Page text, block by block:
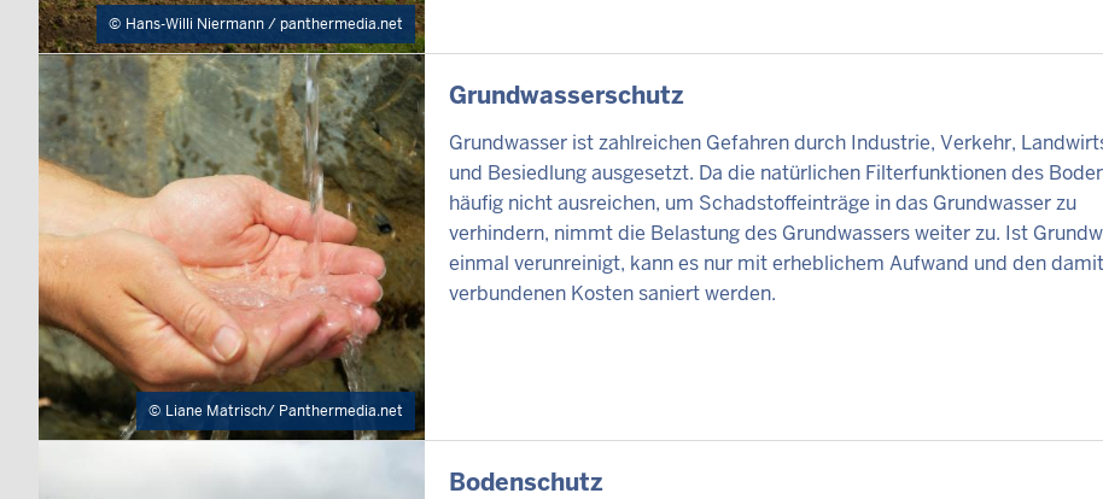
Hans-Willi Niermann / panthermedia.net
Liane Matrisch/ Panthermedia.net
INHALTSSEITE
Grundwasserschutz
Grundwasser ist zahlreichen Gefahren durch Industrie, Verkehr,
und Besiedlung ausgesetzt. Da die natürlichen Filterfunktionen des
häufig nicht ausreichen, um Schadstoffeinträge in das Grundwasser zu
verhindern, nimmt die Belastung des Grundwassers weiter zu. Ist
einmal verunreinigt, kann es nur mit erheblichem Aufwand und den damit
verbundenen Kosten saniert werden.
INHALTSSEITE
Bodenschutz